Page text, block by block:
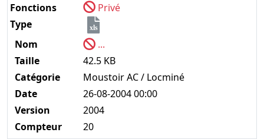
Fonctions
Privé
Type
xls
Nom
...
Taille
42.5 KB
Catégorie
Moustoir AC / Locminé
Date
26-08-2004 00:00
Version
2004
Compteur
20